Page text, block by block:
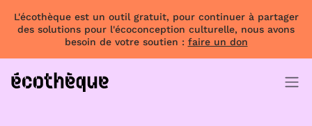
L'écothèque est un outil gratuit, pour continuer à partager
des solutions pour l'écoconception culturelle, nous avons
besoin de votre soutien : faire un don